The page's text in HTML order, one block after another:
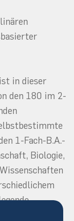
in dieser
den 180 im 2-
1-Fach-B.A.-
Biologie,